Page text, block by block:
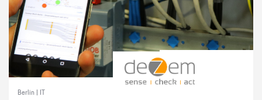
Berlin | IT